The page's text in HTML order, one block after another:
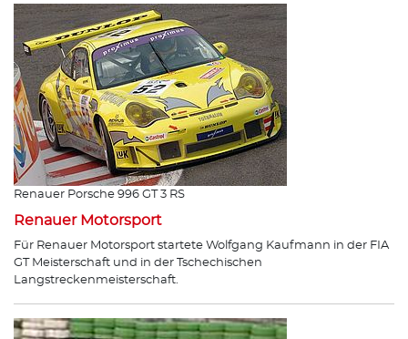
Renauer Porsche 996 GT 3 RS
Renauer Motorsport
Für Renauer Motorsport startete Wolfgang Kaufmann in der FIA
GT Meisterschaft und in der Tschechischen
Langstreckenmeisterschaft.